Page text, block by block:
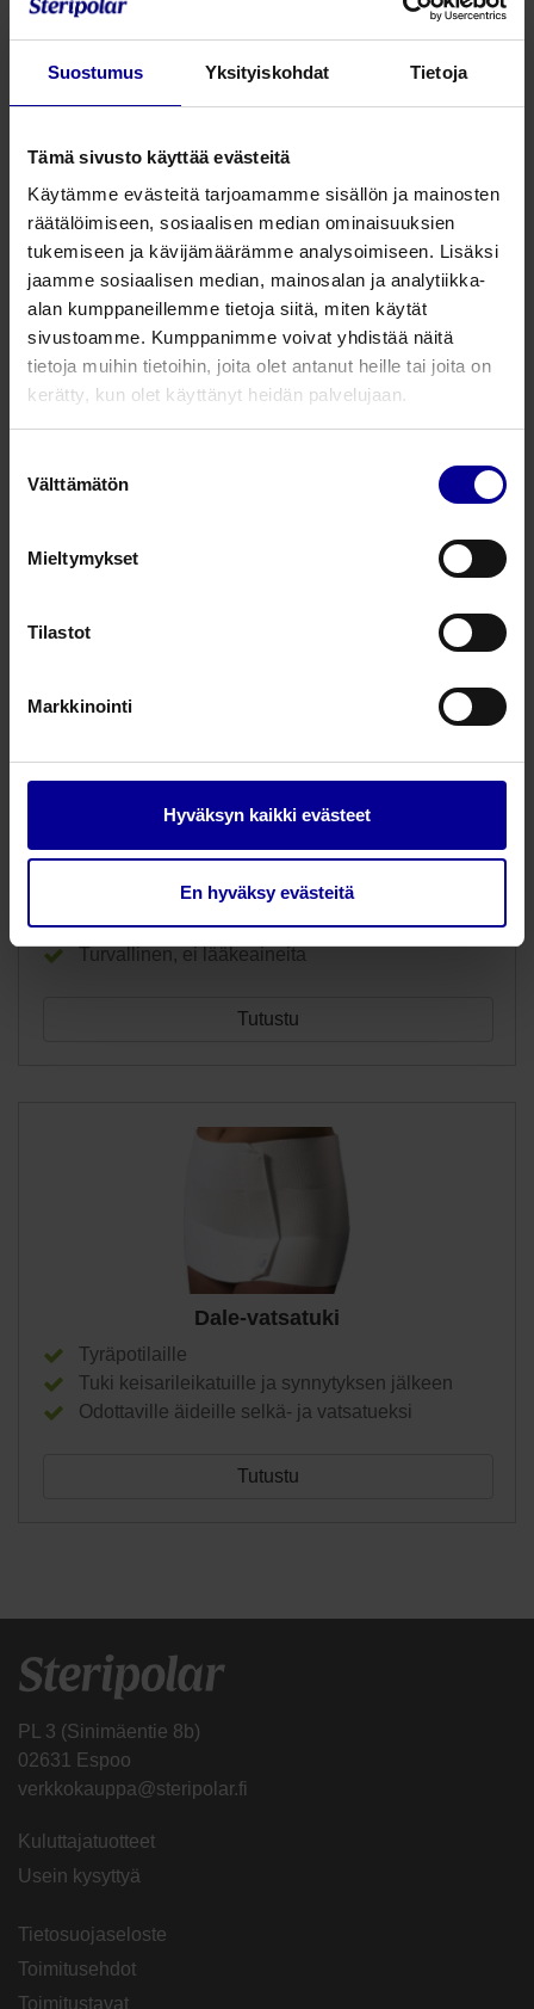
Suostumus Yksityiskohdat Tietoja
Tämä sivusto käyttää evästeitä
Käytämme evästeitä tarjoamamme sisällön ja mainosten
räätälöimiseen, sosiaalisen median ominaisuuksien
tukemiseen ja kävijämäärämme analysoimiseen. Lisäksi
jaamme sosiaalisen median, mainosalan ja analytiikka-
alan kumppaneillemme tietoja siitä, miten käytät
sivustoamme. Kumppanimme voivat yhdistää näitä
tietoja muihin tietoihin, joita olet antanut heille tai joita on
kerätty, kun olet käyttänyt heidän palvelujaan.
valinta
Välttämätön
Mieltymykset
Tilastot
Markkinointi
Hyväksyn kaikki evästeet
En hyväksy evästeitä
Pintakuiva tasosuoja
Lukitsee hajut itseensä
Imee myös verta
Carefix rintasidokset
Sidosten kiinnittämiseen
Nursicare hoitava rintasidos
Vähentää imetyksestä aiheutuvaa kipua
Parantaa rinnanpään haavaumat ja ihorikot
Turvallinen, ei lääkeaineita
Tutustu
Dale-vatsatuki
Tyräpotilaille
Tuki keisarileikatuille ja synnytyksen jälkeen
Odottaville äideille selkä- ja vatsatueksi
Tutustu
PL 3 (Sinimäentie 8b)
02631 Espoo
verkkokauppa@steripolar.fi
Kuluttajatuotteet
Usein kysyttyä
Tietosuojaseloste
Toimitusehdot
Toimitustavat